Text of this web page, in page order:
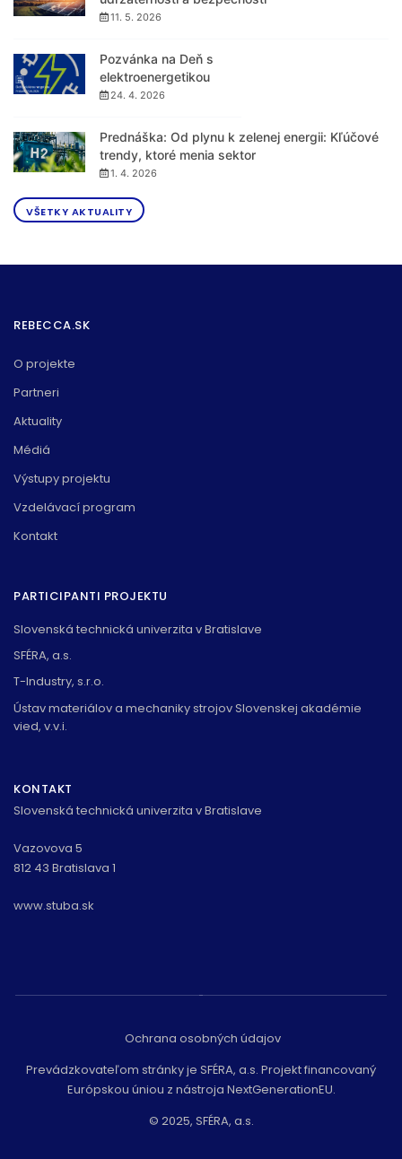
11. 5. 2026
Pozvánka na Deň s
elektroenergetikou
24. 4. 2026
Prednáška: Od plynu k zelenej energii: Kľúčové
trendy, ktoré menia sektor
1. 4. 2026
VŠETKY AKTUALITY
REBECCA.SK
O projekte
Partneri
Aktuality
Médiá
Výstupy projektu
Vzdelávací program
Kontakt
PARTICIPANTI PROJEKTU
Slovenská technická univerzita v Bratislave
SFÉRA, a.s.
T-Industry, s.r.o.
Ústav materiálov a mechaniky strojov Slovenskej akadémie
vied, v.v.i.
KONTAKT
Slovenská technická univerzita v Bratislave
Vazovova 5
812 43 Bratislava 1
www.stuba.sk
Ochrana osobných údajov
Prevádzkovateľom stránky je SFÉRA, a.s. Projekt financovaný
Európskou úniou z nástroja NextGenerationEU.
© 2025, SFÉRA, a.s.